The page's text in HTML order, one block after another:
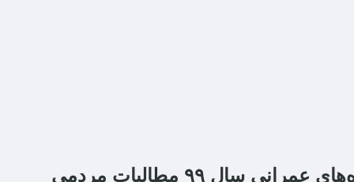
مجموعه اقدامات شورای شهر و شهرداری برای پیشگیری از شیوع ویروس کرونا/ پروژه‌های عمرانی سال ۹۹ مطالبات مردمی